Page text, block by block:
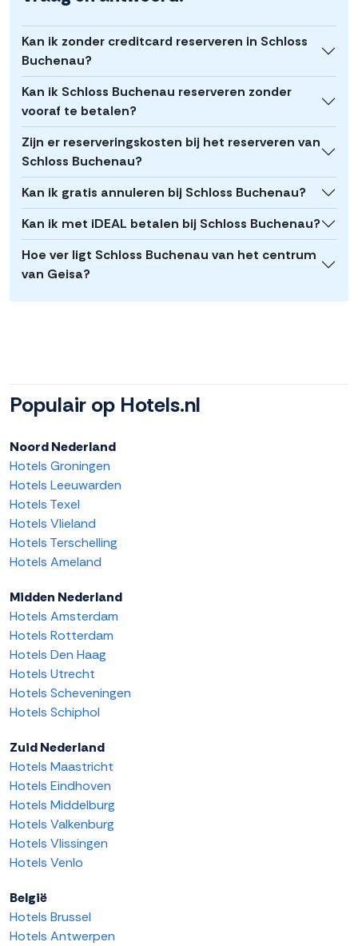
Kan ik zonder creditcard reserveren in Schloss
Buchenau?
Kan ik Schloss Buchenau reserveren zonder
vooraf te betalen?
Zijn er reserveringskosten bij het reserveren van
Schloss Buchenau?
Kan ik gratis annuleren bij Schloss Buchenau?
Kan ik met iDEAL betalen bij Schloss Buchenau?
Hoe ver ligt Schloss Buchenau van het centrum
van Geisa?
Populair op Hotels.nl
Noord Nederland
Hotels Groningen
Hotels Leeuwarden
Hotels Texel
Hotels Vlieland
Hotels Terschelling
Hotels Ameland
Midden Nederland
Hotels Amsterdam
Hotels Rotterdam
Hotels Den Haag
Hotels Utrecht
Hotels Scheveningen
Hotels Schiphol
Zuid Nederland
Hotels Maastricht
Hotels Eindhoven
Hotels Middelburg
Hotels Valkenburg
Hotels Vlissingen
Hotels Venlo
België
Hotels Brussel
Hotels Antwerpen